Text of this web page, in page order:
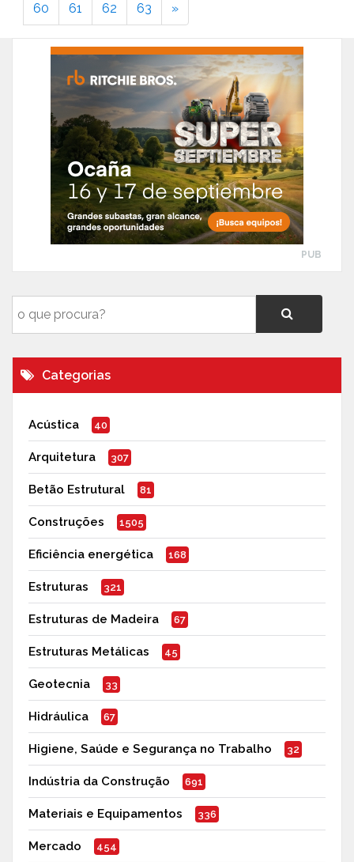
60 61 62 63 »
PUB
Categorias
Acústica 40
Arquitetura 307
Betão Estrutural 81
Construções 1505
Eficiência energética 168
Estruturas 321
Estruturas de Madeira 67
Estruturas Metálicas 45
Geotecnia 33
Hidráulica 67
Higiene, Saúde e Segurança no Trabalho 32
Indústria da Construção 691
Materiais e Equipamentos 336
Mercado 454